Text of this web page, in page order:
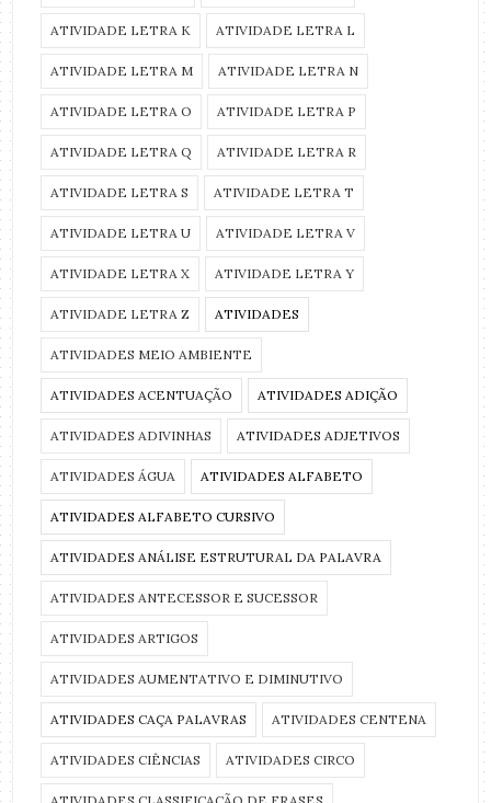
ATIVIDADE LETRA K ATIVIDADE LETRA L
ATIVIDADE LETRA M ATIVIDADE LETRA N
ATIVIDADE LETRA O ATIVIDADE LETRA P
ATIVIDADE LETRA Q ATIVIDADE LETRA R
ATIVIDADE LETRA S ATIVIDADE LETRA T
ATIVIDADE LETRA U ATIVIDADE LETRA V
ATIVIDADE LETRA X ATIVIDADE LETRA Y
ATIVIDADE LETRA Z ATIVIDADES
ATIVIDADES MEIO AMBIENTE
ATIVIDADES ACENTUAÇÃO ATIVIDADES ADIÇÃO
ATIVIDADES ADIVINHAS ATIVIDADES ADJETIVOS
ATIVIDADES ÁGUA ATIVIDADES ALFABETO
ATIVIDADES ALFABETO CURSIVO
ATIVIDADES ANÁLISE ESTRUTURAL DA PALAVRA
ATIVIDADES ANTECESSOR E SUCESSOR
ATIVIDADES ARTIGOS
ATIVIDADES AUMENTATIVO E DIMINUTIVO
ATIVIDADES CAÇA PALAVRAS ATIVIDADES CENTENA
ATIVIDADES CIÊNCIAS ATIVIDADES CIRCO